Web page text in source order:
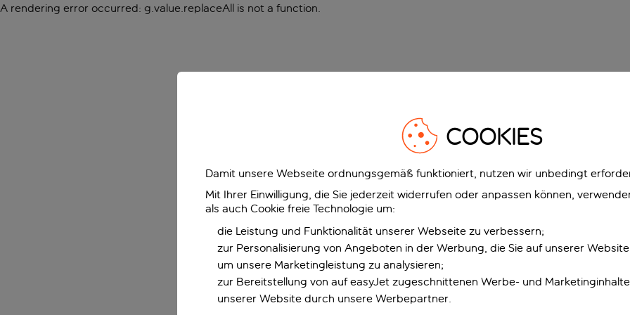
A rendering error occurred: g.value.replaceAll is not a function.
COOKIES
Damit unsere Webseite ordnungsgemäß funktioniert, nutzen wir unbedingt
Mit Ihrer Einwilligung, die Sie jederzeit widerrufen oder anpassen können,
als auch Cookie freie Technologie um:
die Leistung und Funktionalität unserer Webseite zu verbessern;
zur Personalisierung von Angeboten in der Werbung, die Sie auf unserer
um unsere Marketingleistung zu analysieren;
zur Bereitstellung von auf easyJet zugeschnittenen Werbe- und
unserer Website durch unsere Werbepartner.